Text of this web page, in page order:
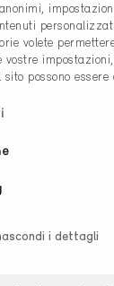
volete
vostre
possono essere
i dettagli